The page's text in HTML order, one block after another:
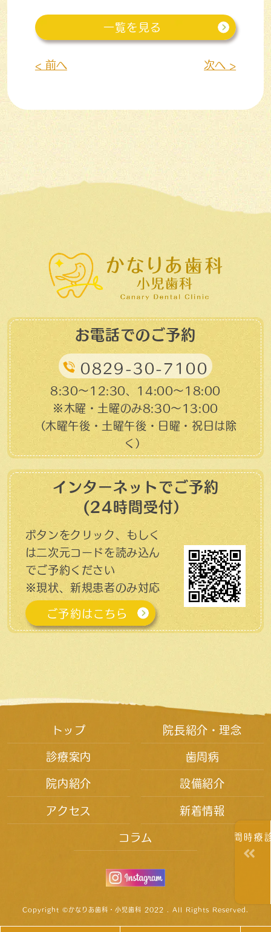
< 前へ
一覧を見る
次へ >
お電話でのご予約
0829-30-7100
8:30～12:30、14:00～18:00
※木曜・土曜のみ8:30〜13:00
（木曜午後・土曜午後・日曜・祝日は除
く）
インターネットでご予約
(24時間受付）
ボタンをクリック、もしく
は二次元コードを読み込ん
でご予約ください
※現状、新規患者のみ対応
ご予約はこちら
トップ
院長紹介・理念
診療案内
歯周病
院内紹介
設備紹介
アクセス
新着情報
コラム
Copyright ©かなりあ歯科・小児歯科 2022 . All Rights Reserved.
診療時間